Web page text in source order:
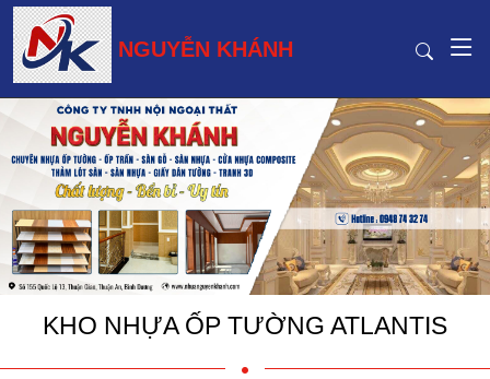
NGUYỄN KHÁNH
KHO NHỰA ỐP TƯỜNG ATLANTIS